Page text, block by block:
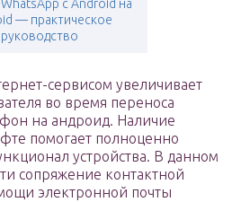
WhatsApp с Android на
— практическое
руководство
сервисом увеличивает
во время переноса
на андроид. Наличие
помогает полноценно
устройства. В данном
сопряжение контактной
электронной почты